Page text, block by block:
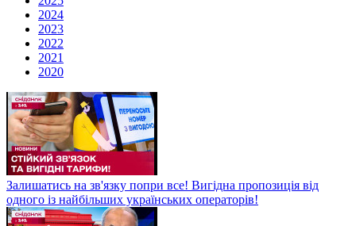
2024
2023
2022
2021
2020
Залишатись на зв'язку попри все! Вигідна пропозиція від
одного із найбільших українських операторів!